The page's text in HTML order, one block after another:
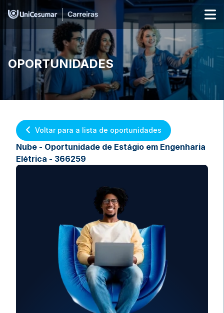
OPORTUNIDADES
Voltar para a lista de oportunidades
Nube - Oportunidade de Estágio em Engenharia
Elétrica - 366259